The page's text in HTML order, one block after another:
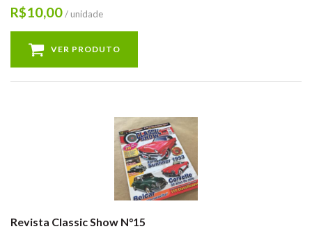
R$10,00/ unidade
VER PRODUTO
Revista Classic Show N°15